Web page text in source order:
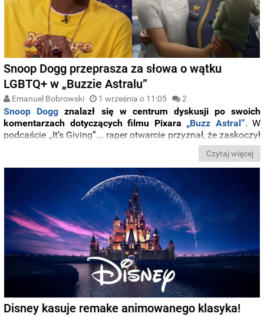
Snoop Dogg przeprasza za słowa o wątku
LGBTQ+ w „Buzzie Astralu”
Emanuel Bobrowski 1 września o 11:05 2
Snoop Dogg znalazł się w centrum dyskusji po swoich
komentarzach dotyczących filmu Pixara „Buzz Astral”. W
podcaście „It’s Giving”… raper otwarcie przyznał, że zaskoczył
go wątek dwóch kobiet wychowujących wspólnie dziecko i
nie wiedział, jak wytłumaczyć tę scenę swojemu wnukowi.
Czytaj więcej
Disney kasuje remake animowanego klasyka!